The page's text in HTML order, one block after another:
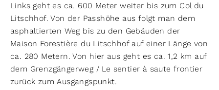
Links geht es ca. 600 Meter weiter bis zum Col du
Litschhof. Von der Passhöhe aus folgt man dem
asphaltierten Weg bis zu den Gebäuden der
Maison Forestière du Litschhof auf einer Länge von
ca. 280 Metern. Von hier aus geht es ca. 1,2 km auf
dem Grenzgängerweg / Le sentier à saute frontier
zurück zum Ausgangspunkt.